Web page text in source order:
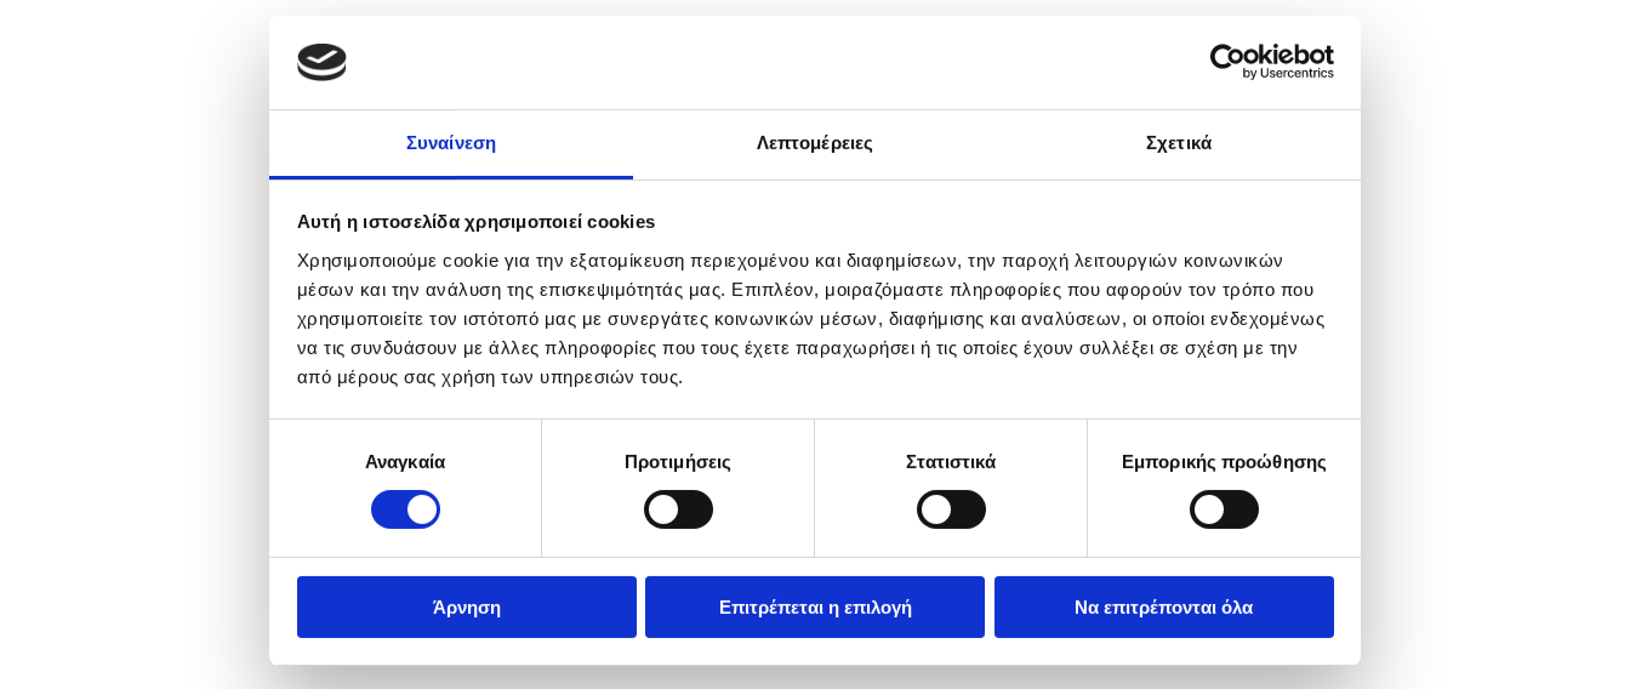
Συναίνεση Λεπτομέρειες Σχετικά
Αυτή η ιστοσελίδα χρησιμοποιεί cookies
Χρησιμοποιούμε cookie για την εξατομίκευση περιεχομένου και διαφημίσεων, την παροχή λειτουργιών κοινωνικών
μέσων και την ανάλυση της επισκεψιμότητάς μας. Επιπλέον, μοιραζόμαστε πληροφορίες που αφορούν τον τρόπο που
χρησιμοποιείτε τον ιστότοπό μας με συνεργάτες κοινωνικών μέσων, διαφήμισης και αναλύσεων, οι οποίοι ενδεχομένως
να τις συνδυάσουν με άλλες πληροφορίες που τους έχετε παραχωρήσει ή τις οποίες έχουν συλλέξει σε σχέση με την
από μέρους σας χρήση των υπηρεσιών τους.
συγκατάθεσηςΑναγκαία Προτιμήσεις Στατιστικά Εμπορικής προώθησης
Άρνηση Επιτρέπεται η επιλογή Να επιτρέπονται όλα